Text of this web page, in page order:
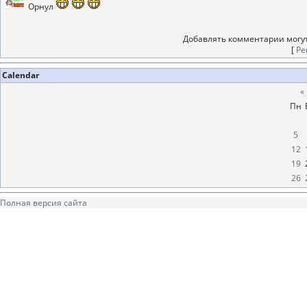
Орнул
Добавлять комментарии
[
Calendar
«
Пн
5
12
19
26
Полная версия сайта